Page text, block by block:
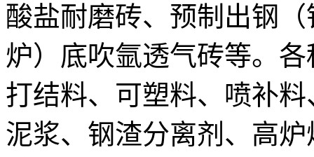
酸盐耐磨砖、预制出钢
炉）底吹氩透气砖等。
打结料、可塑料、喷补
泥浆、钢渣分离剂、高